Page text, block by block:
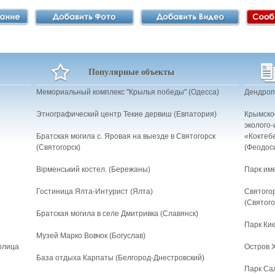
Популярные объекты
Мемориальный комплекс "Крылья победы" (Одесса)
Этнографический центр Текие дервиш (Евпатория)
Братская могила с. Яровая на выезде в Святогорск
(Святогорск)
Вірменський костел. (Бережаны)
Гостиница Ялта-Интурист (Ялта)
Братская могила в селе Дмитривка (Славянск)
Музей Марко Вовчок (Богуслав)
База отдыха Карпаты (Белгород-Днестровский)
Парк
Парк
Остров
Парк